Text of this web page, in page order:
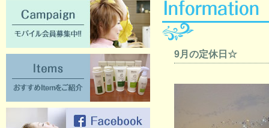
9月の定休日☆
Campaign [モバイル会員募集中!!]
Items [おすすめItemをご紹介]